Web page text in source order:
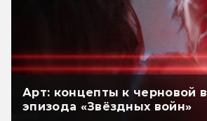
Арт: концепты к черновой
эпизода «Звёздных войн»